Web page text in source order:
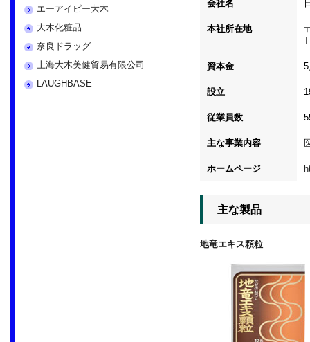
エーアイピー大木
大木化粧品
奈良ドラッグ
上海大木美健貿易有限公司
LAUGHBASE
会社名
本社所在地
資本金
設立
従業員数
主な事業内容
ホームページ
主な製品
地竜エキス顆粒